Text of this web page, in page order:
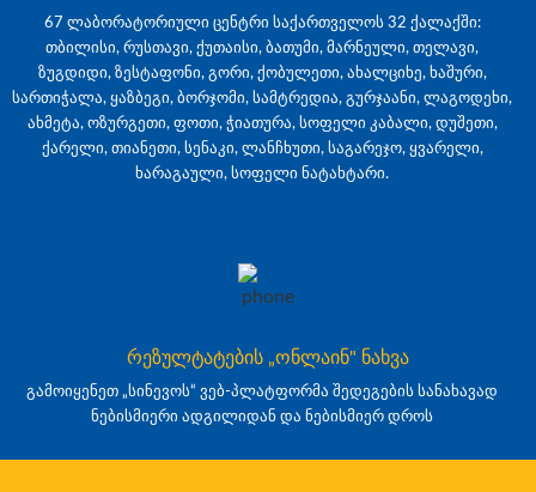
67 ლაბორატორიული ცენტრი საქართველოს 32 ქალაქში:
თბილისი, რუსთავი, ქუთაისი, ბათუმი, მარნეული, თელავი,
ზუგდიდი, ზესტაფონი, გორი, ქობულეთი, ახალციხე, ხაშური,
სართიჭალა, ყაზბეგი, ბორჯომი, სამტრედია, გურჯაანი, ლაგოდეხი,
ახმეტა, ოზურგეთი, ფოთი, ჭიათურა, სოფელი კაბალი, დუშეთი,
ქარელი, თიანეთი, სენაკი, ლანჩხუთი, საგარეჯო, ყვარელი,
ხარაგაული, სოფელი ნატახტარი.
რეზულტატების „ონლაინ" ნახვა
გამოიყენეთ „სინევოს“ ვებ-პლატფორმა შედეგების სანახავად
ნებისმიერი ადგილიდან და ნებისმიერ დროს